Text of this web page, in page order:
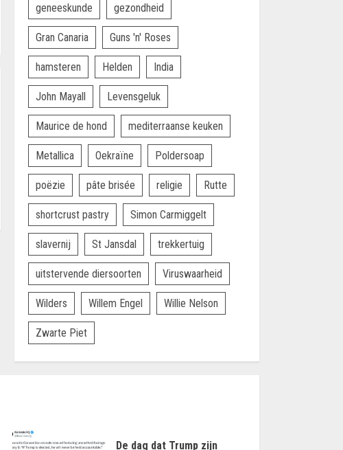
geneeskunde gezondheid
Gran Canaria Guns 'n' Roses
hamsteren Helden India
John Mayall Levensgeluk
Maurice de hond mediterraanse keuken
Metallica Oekraïne Poldersoap
poëzie pâte brisée religie Rutte
shortcrust pastry Simon Carmiggelt
slavernij St Jansdal trekkertuig
uitstervende diersoorten Viruswaarheid
Wilders Willem Engel Willie Nelson
Zwarte Piet
De dag dat Trump zijn